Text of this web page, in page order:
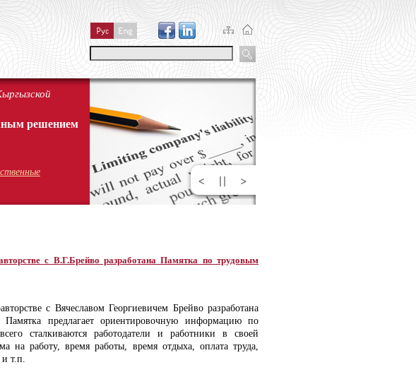
решением
с В.Г.Брейво разработана Памятка по трудовым
с Вячеславом Георгиевичем Брейво разработана
предлагает ориентировочную информацию по
сталкиваются работодатели и работники в своей
на работу, время работы, время отдыха, оплата труда,
т.п.